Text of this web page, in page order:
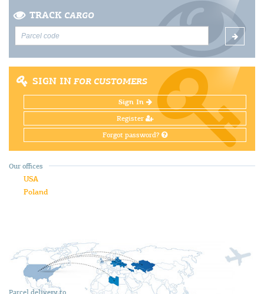
TRACK CARGO
SIGN IN FOR CUSTOMERS
Sign In
Register
Forgot password?
Our offices
USA
Poland